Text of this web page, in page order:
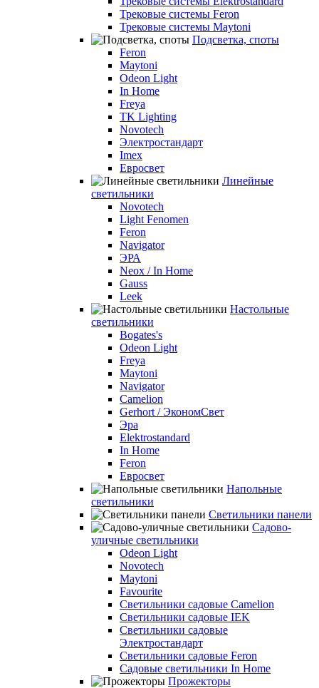
Трековые системы Feron
Трековые системы Maytoni
Подсветка, споты
Feron
Maytoni
Odeon Light
In Home
Freya
TK Lighting
Novotech
Электростандарт
Imex
Евросвет
Линейные
светильники
Novotech
Light Fenomen
Feron
Navigator
ЭРА
Neox / In Home
Gauss
Leek
Настольные
светильники
Bogates's
Odeon Light
Freya
Maytoni
Navigator
Camelion
Gerhort / ЭкономСвет
Эра
Elektrostandard
In Home
Feron
Евросвет
Напольные
светильники
Светильники панели
Садово-
уличные светильники
Odeon Light
Novotech
Maytoni
Favourite
Светильники садовые Camelion
Светильники садовые IEK
Светильники садовые
Электростандарт
Светильники садовые Feron
Садовые светильники In Home
Прожекторы